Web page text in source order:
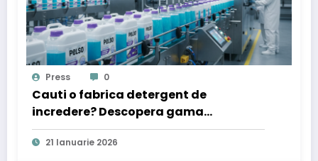
Press 0
Cauti o fabrica detergent de
incredere? Descopera gama
completa Pelso Lexy
21 Ianuarie 2026